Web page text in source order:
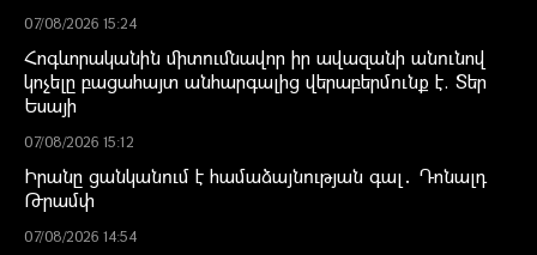
07/08/2026 15:24
Հոգևորականին միտումնավոր իր ավազանի անունով
կոչելը բացահայտ անհարգալից վերաբերմունք է. Տեր
Եսայի
07/08/2026 15:12
Իրանը ցանկանում է համաձայնության գալ․ Դոնալդ
Թրամփ
07/08/2026 14:54